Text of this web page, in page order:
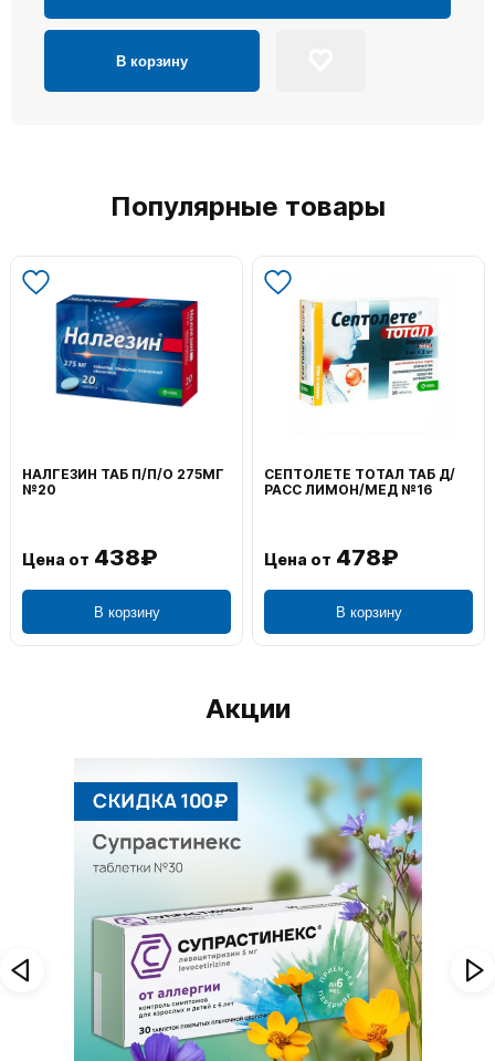
В корзину
Популярные товары
НАЛГЕЗИН ТАБ П/П/О 275МГ
№20
Цена от 438₽
В корзину
СЕПТОЛЕТЕ ТОТАЛ ТАБ Д/
РАСС ЛИМОН/МЕД №16
Цена от 478₽
В корзину
Акции